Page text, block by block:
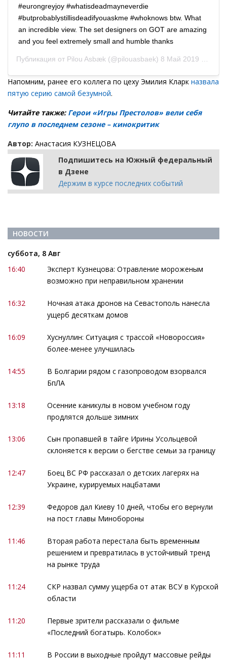
#eurongreyjoy #whatisdeadmayneverdie
#butprobablystillisdeadifyouaskme #whoknows btw. What
an incredible view. The set designers on GOT are amazing
and you feel extremely small and humble thanks
Публикация от Pilou Asbæk (@pilouasbaek) 8 Май 2019 в 4:56 PDT
Напомним, ранее его коллега по цеху Эмилия Кларк назвала
пятую серию самой безумной.
Читайте также: Герои «Игры Престолов» вели себя
глупо в последнем сезоне – кинокритик
Автор: Анастасия КУЗНЕЦОВА
Подпишитесь на Южный федеральный
в Дзене
Держим в курсе последних событий
НОВОСТИ
суббота, 8 Авг
16:40
Эксперт Кузнецова: Отравление мороженым
возможно при неправильном хранении
16:32
Ночная атака дронов на Севастополь нанесла
ущерб десяткам домов
16:09
Хуснуллин: Ситуация с трассой «Новороссия»
более-менее улучшилась
14:55
В Болгарии рядом с газопроводом взорвался
БпЛА
13:18
Осенние каникулы в новом учебном году
продлятся дольше зимних
13:06
Сын пропавшей в тайге Ирины Усольцевой
склоняется к версии о бегстве семьи за границу
12:47
Боец ВС РФ рассказал о детских лагерях на
Украине, курируемых нацбатами
12:39
Федоров дал Киеву 10 дней, чтобы его вернули
на пост главы Минобороны
11:46
Вторая работа перестала быть временным
решением и превратилась в устойчивый тренд
на рынке труда
11:24
СКР назвал сумму ущерба от атак ВСУ в Курской
области
11:20
Первые зрители рассказали о фильме
«Последний богатырь. Колобок»
11:11
В России в выходные пройдут массовые рейды